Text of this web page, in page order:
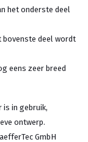
het onderste deel
bovenste deel wordt
eens zeer breed
is in gebruik,
ontwerp.
GmbH